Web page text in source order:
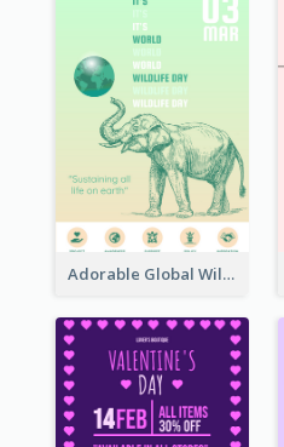
Adorable Global Wildlife Poster Design Idea